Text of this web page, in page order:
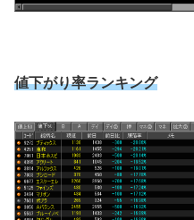
値下がり率ランキング